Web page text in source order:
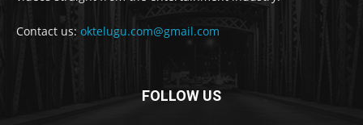
Contact us: oktelugu.com@gmail.com
FOLLOW US